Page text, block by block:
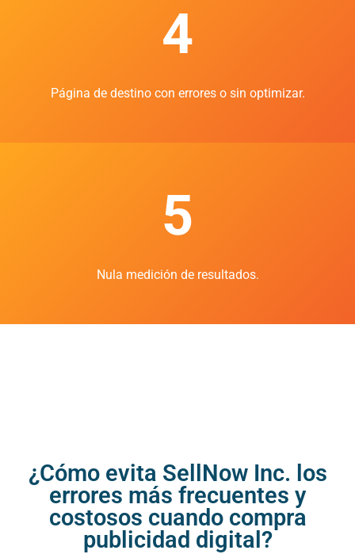
4
Página de destino con errores o sin optimizar.
5
Nula medición de resultados.
¿Cómo evita SellNow Inc. los
errores más frecuentes y
costosos cuando compra
publicidad digital?